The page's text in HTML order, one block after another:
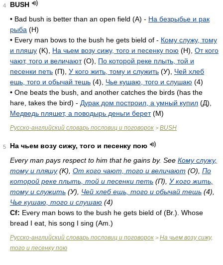
4
BUSH
• Bad bush is better than an open field (A) - На безрыбье и рак
рыба (H)
• Every man bows to the bush he gets bield of - Кому служу, тому
и пляшу (K), На чьем возу сижу, того и песенку пою (H), От кого
чают, того и величают(O), По которой реке плыть, той и
песенки петь (П), У кого жить, тому и служить (У), Чей хлеб
ешь, того и обычай тешь (4), Чье кушаю, того и слушаю (4)
• One beats the bush, and another catches the birds (has the
hare, takes the bird) - Дурак дом построил, а умный купил (Д),
Медведь пляшет, а поводырь деньги берет(M)
Русско-английский словарь пословиц и поговорок > BUSH
5
На чьем возу сижу, того и песенку пою
Every man pays respect to him that he gains by. See Кому служу,
тому и пляшу(K), От кого чают, того и величают (O), По
которой реке плыть, той и песенки петь (П), У кого жить,
тому и служить (У), Чей хлеб ешь, того и обычай тешь (4),
Чье кушаю, того и слушаю (4)
Cf: Every man bows to the bush he gets bield of (Br.). Whose
bread I eat, his song I sing (Am. )
Русско-английский словарь пословиц и поговорок > На чьем возу сижу,
того и песенку пою